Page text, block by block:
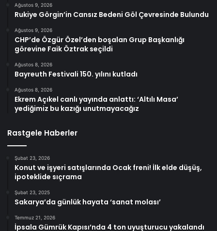
Ağustos 9, 2026
Rukiye Görgin’in Cansız Bedeni Göl Çevresinde Bulundu
Ağustos 9, 2026
CHP’de Özgür Özel’den boşalan Grup Başkanlığı
görevine Faik Öztrak seçildi
Ağustos 8, 2026
Bayreuth Festivali 150. yılını kutladı
Ağustos 8, 2026
Ekrem Açıkel canlı yayında anlattı: ‘Altılı Masa’
yediğimiz bu kazığı unutmayacağız
Rastgele Haberler
Şubat 23, 2026
Konut ve işyeri satışlarında Ocak freni! İlk elde düşüş,
ipoteklide sıçrama
Şubat 23, 2025
Sakarya’da günlük hayata ‘sanat molası’
Temmuz 21, 2026
İpsala Gümrük Kapısı’nda 4 ton uyuşturucu yakalandı